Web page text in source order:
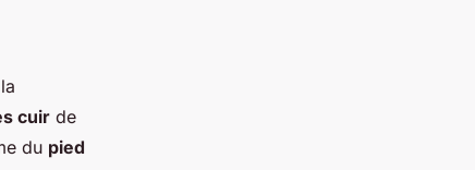
cuir de
du pied